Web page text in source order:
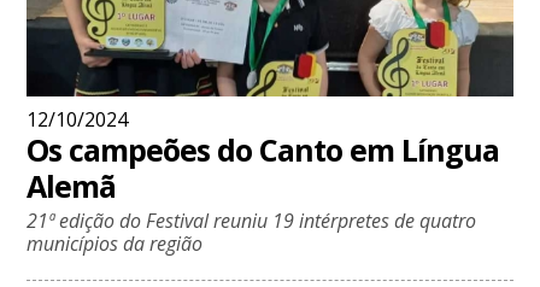
12/10/2024
Os campeões do Canto em Língua
Alemã
21ª edição do Festival reuniu 19 intérpretes de quatro
municípios da região